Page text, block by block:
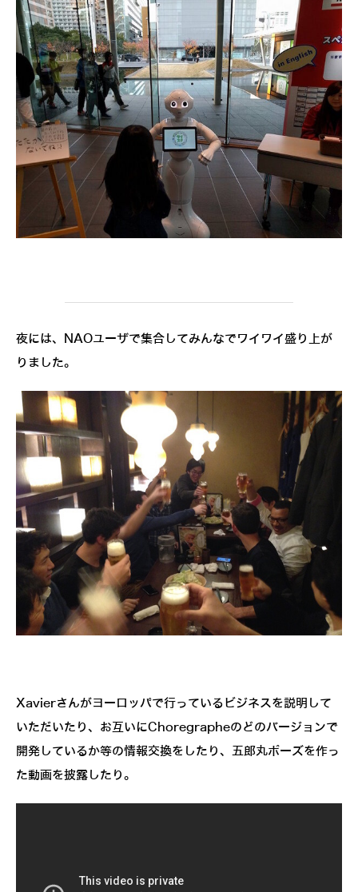
夜には、NAOユーザで集合してみんなでワイワイ盛り上が
りました。
Xavierさんがヨーロッパで行っているビジネスを説明して
いただいたり、お互いにChoregrapheのどのバージョンで
開発しているか等の情報交換をしたり、五郎丸ポーズを作っ
た動画を披露したり。